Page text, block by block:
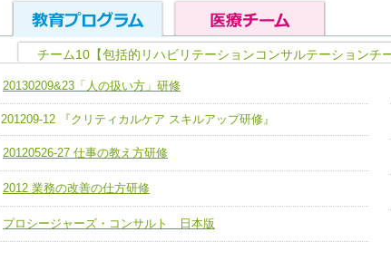
ユニット１ 医療人としての基礎能力
全人的医療を実践する医療人として、必要な基礎能力を身につ
ける
ユニット２ チーム医療構成力
ユニット３ 多職種連携力
他職種の視点とスキルを学び、相互理解と連携を深める
チーム01【病院内横断的問題解決チーム】
チーム02【地域医療連携推進による高度医療を必要とする在
宅患者等支援チーム】
チーム03【癌患者服薬サポートチーム】
チーム04【口腔ケアチーム】
チーム10【包括的リハビリテーションコンサルテーションチ
20130209&23「人の扱い方」研修
201209-12 『クリティカルケア スキルアップ研修』
20120526-27 仕事の教え方研修
2012 業務の改善の仕方研修
プロシージャーズ・コンサルト 日本版